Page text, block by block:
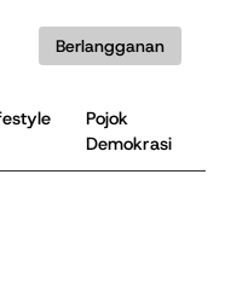
Berlangganan
Pojok
Demokrasi